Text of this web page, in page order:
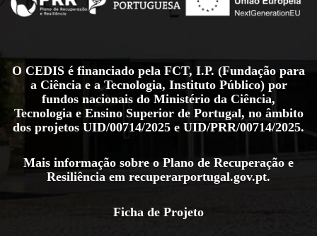
O CEDIS é financiado pela FCT, I.P. (Fundação para
a Ciência e a Tecnologia, Instituto Público) por
fundos nacionais do Ministério da Ciência,
Tecnologia e Ensino Superior de Portugal, no âmbito
dos projetos UID/00714/2025 e UID/PRR/00714/2025.
Mais informação sobre o Plano de Recuperação e
Resiliência em recuperarportugal.gov.pt.
Ficha de Projeto